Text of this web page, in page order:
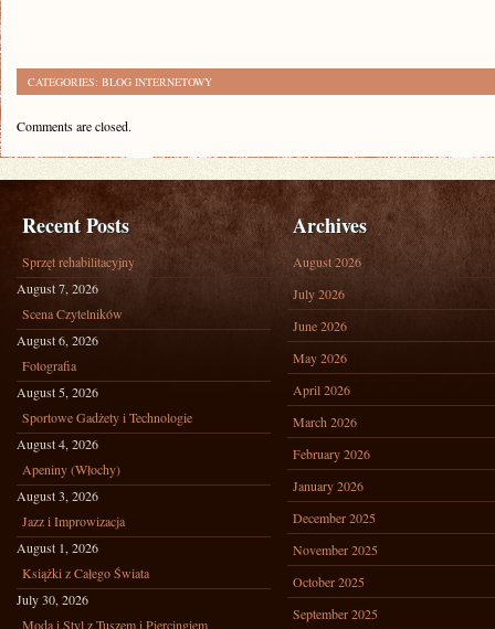
CATEGORIES: BLOG INTERNETOWY
Comments are closed.
Recent Posts
Sprzęt rehabilitacyjny
August 7, 2026
Scena Czytelników
August 6, 2026
Fotografia
August 5, 2026
Sportowe Gadżety i Technologie
August 4, 2026
Apeniny (Włochy)
August 3, 2026
Jazz i Improwizacja
August 1, 2026
Książki z Całego Świata
July 30, 2026
Moda i Styl z Tuszem i Piercingiem
Archives
August 2026
July 2026
June 2026
May 2026
April 2026
March 2026
February 2026
January 2026
December 2025
November 2025
October 2025
September 2025